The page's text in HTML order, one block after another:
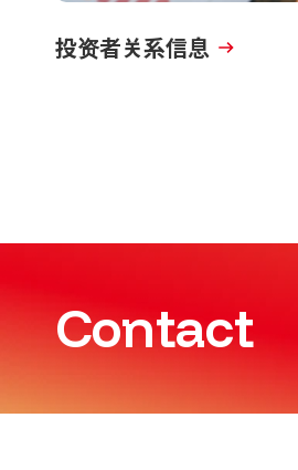
投资者关系信息
Contact